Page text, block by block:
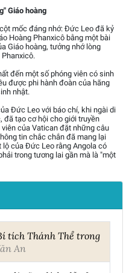
Giáo hoàng
mốc đáng nhớ: Đức Leo đã kỷ
Hoàng Phanxicô bằng một bài
Giáo hoàng, tưởng nhớ lòng
đến một số phóng viên có sinh
được phi hành đoàn của hãng
nhật.
Đức Leo với báo chí, khi ngài di
tạo cơ hội cho giới truyền
của Vatican đặt những câu
tin chắc chắn đã mang lại
của Đức Leo rằng Angola có
trong tương lai gần mà là "một
tích Thánh Thể trong
An